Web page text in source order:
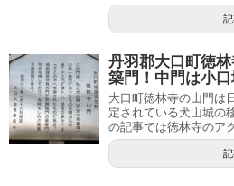
丹羽郡大口町徳
築門！中門は小口
大口町徳林寺の山門は
定されている犬山城の
の記事では徳林寺のア